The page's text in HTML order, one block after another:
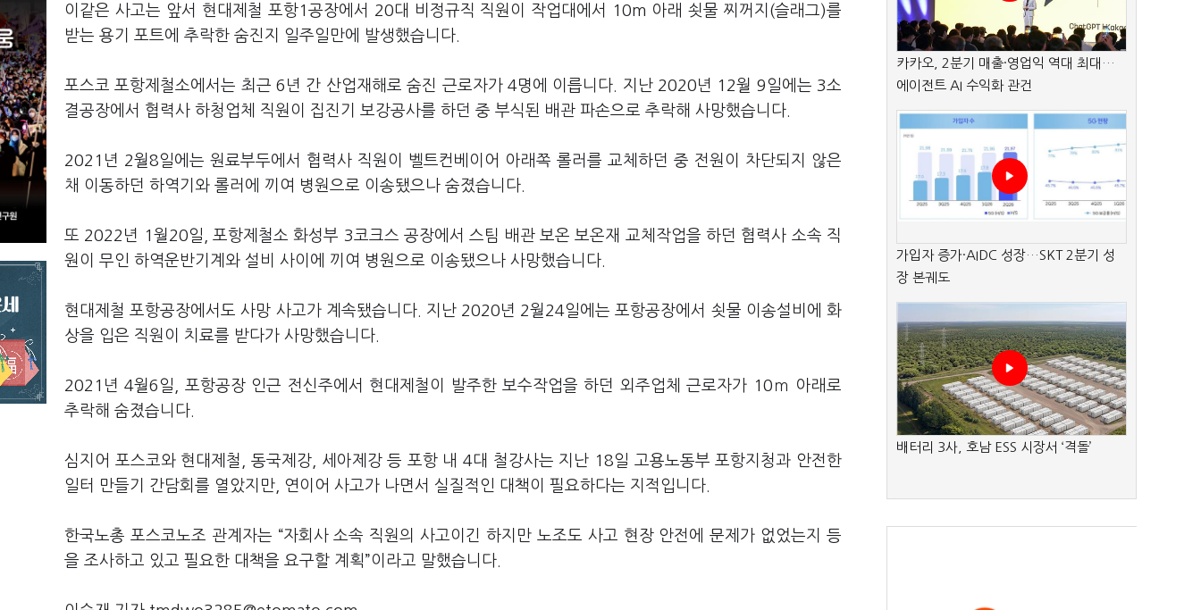
이같은 사고는 앞서 현대제철 포항1공장에서 20대 비정규직 직원이 작업대에서 10m 아래 쇳물 찌꺼지(슬래그)를
받는 용기 포트에 추락한 숨진지 일주일만에 발생했습니다.
포스코 포항제철소에서는 최근 6년 간 산업재해로 숨진 근로자가 4명에 이릅니다. 지난 2020년 12월 9일에는 3소
결공장에서 협력사 하청업체 직원이 집진기 보강공사를 하던 중 부식된 배관 파손으로 추락해 사망했습니다.
2021년 2월8일에는 원료부두에서 협력사 직원이 벨트컨베이어 아래쪽 롤러를 교체하던 중 전원이 차단되지 않은
채 이동하던 하역기와 롤러에 끼여 병원으로 이송됐으나 숨졌습니다.
또 2022년 1월20일, 포항제철소 화성부 3코크스 공장에서 스팀 배관 보온 보온재 교체작업을 하던 협력사 소속 직
원이 무인 하역운반기계와 설비 사이에 끼여 병원으로 이송됐으나 사망했습니다.
현대제철 포항공장에서도 사망 사고가 계속됐습니다. 지난 2020년 2월24일에는 포항공장에서 쇳물 이송설비에 화
상을 입은 직원이 치료를 받다가 사망했습니다.
2021년 4월6일, 포항공장 인근 전신주에서 현대제철이 발주한 보수작업을 하던 외주업체 근로자가 10ｍ 아래로
추락해 숨졌습니다.
심지어 포스코와 현대제철, 동국제강, 세아제강 등 포항 내 4대 철강사는 지난 18일 고용노동부 포항지청과 안전한
일터 만들기 간담회를 열았지만, 연이어 사고가 나면서 실질적인 대책이 필요하다는 지적입니다.
한국노총 포스코노조 관계자는 “자회사 소속 직원의 사고이긴 하지만 노조도 사고 현장 안전에 문제가 없었는지 등
을 조사하고 있고 필요한 대책을 요구할 계획”이라고 말했습니다.
카카오, 2분기 매출·영업익 역대 최대…
에이전트 AI 수익화 관건
가입자 증가·AIDC 성장…SKT 2분기 성
장 본궤도
배터리 3사, 호남 ESS 시장서 ‘격돌’